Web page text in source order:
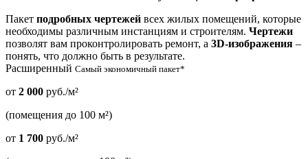
Пакет подробных чертежей всех жилых помещений, которые
необходимы различным инстанциям и строителям. Чертежи
позволят вам проконтролировать ремонт, а 3D-изображения –
понять, что должно быть в результате.
Расширенный Самый экономичный пакет*
от 2 000 руб./м²
(помещения до 100 м²)
от 1 700 руб./м²